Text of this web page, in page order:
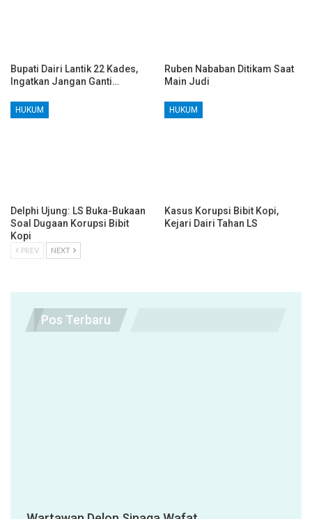
Bupati Dairi Lantik 22 Kades,
Ingatkan Jangan Ganti…
Ruben Nababan Ditikam Saat
Main Judi
HUKUM
Delphi Ujung: LS Buka-Bukaan
Soal Dugaan Korupsi Bibit
Kopi
HUKUM
Kasus Korupsi Bibit Kopi,
Kejari Dairi Tahan LS
PREV NEXT
Pos Terbaru